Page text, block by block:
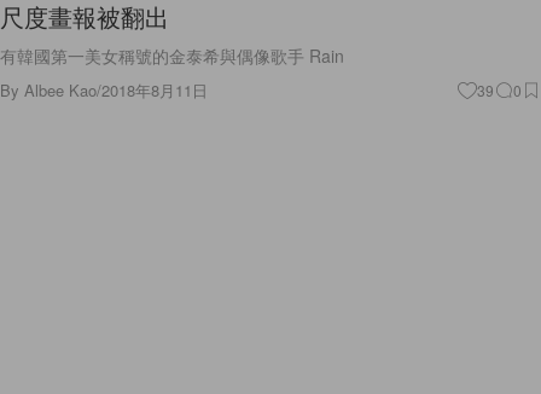
尺度畫報被翻出
有韓國第一美女稱號的金泰希與偶像歌手 Rain
By Albee Kao/2018年8月11日 39 0